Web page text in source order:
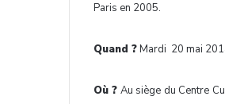
Paris en 2005.
Quand ?Mardi 20 mai
Où ? Au siège du Centre